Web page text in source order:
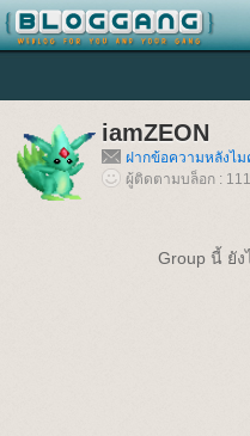
iamZEON
ฝากข้อความหลังไม
ผู้ติดตามบล็อก :
Group นี้ ยัง